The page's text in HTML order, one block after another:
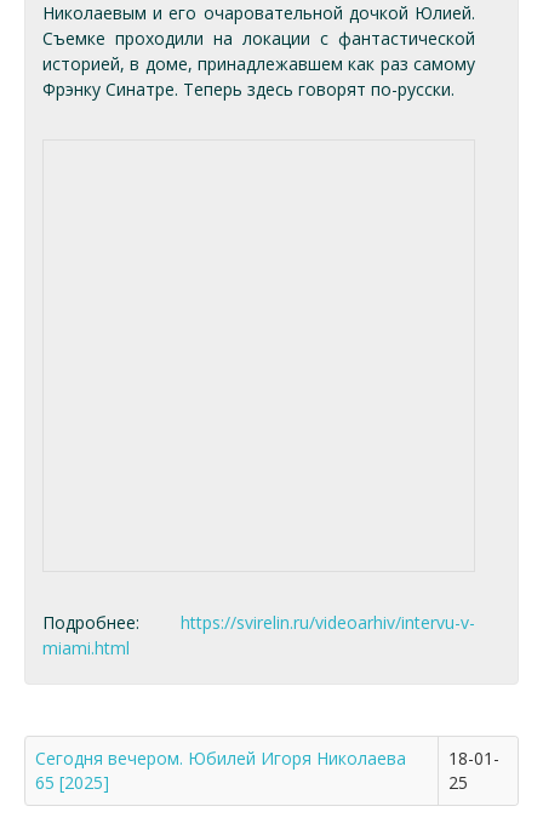
Николаевым и его очаровательной дочкой Юлией.
Съемке проходили на локации с фантастической
историей, в доме, принадлежавшем как раз самому
Фрэнку Синатре. Теперь здесь говорят по-русски.
Подробнее: https://svirelin.ru/videoarhiv/intervu-v-
miami.html
Сегодня вечером. Юбилей Игоря Николаева
65 [2025]
18-01-
25